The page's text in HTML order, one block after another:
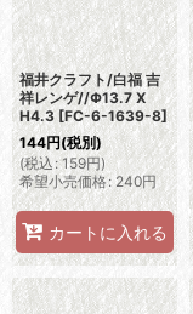
福井クラフト/白福 吉
祥レンゲ//Φ13.7 X
H4.3 [FC-6-1639-8]
144円(税別)
(税込 : 159円)
希望小売価格: 240円
カートに入れる